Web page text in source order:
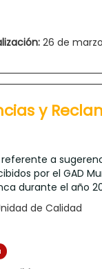
26 de
y
a
por el GAD
durante el año
de Calidad